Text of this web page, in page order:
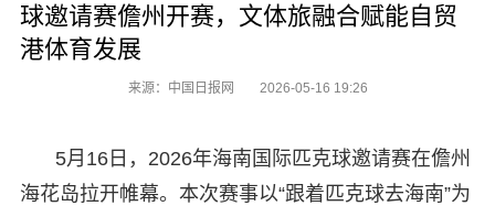
球邀请赛儋州开赛，文体旅融合赋能自贸
港体育发展
来源：中国日报网 2026-05-16 19:26
5月16日，2026年海南国际匹克球邀请赛在儋州
海花岛拉开帷幕。本次赛事以“跟着匹克球去海南”为